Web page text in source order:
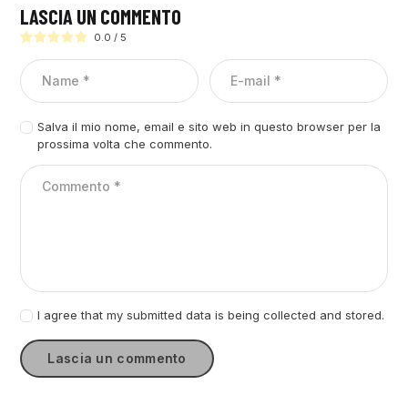
LASCIA UN COMMENTO
0.0 / 5
Salva il mio nome, email e sito web in questo browser per la
prossima volta che commento.
I agree that my submitted data is being collected and stored.